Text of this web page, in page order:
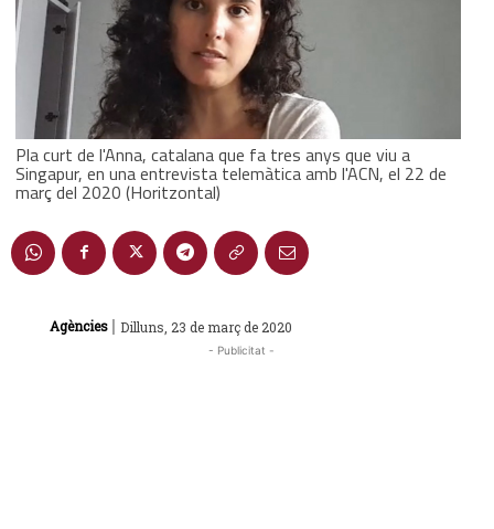
Pla curt de l'Anna, catalana que fa tres anys que viu a
Singapur, en una entrevista telemàtica amb l'ACN, el 22 de
març del 2020 (Horitzontal)
Agències | Dilluns, 23 de març de 2020
- Publicitat -